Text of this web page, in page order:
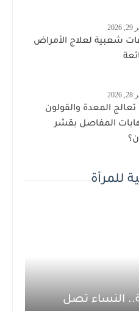
شعبية لعلاج الأمراض
المعدة والقولون
المفاصل بقشر
للمرأة
النساء تصل